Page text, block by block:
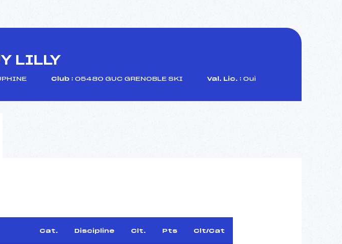
LILLY
Club : 05480 GUC GRENOBLE SKI Val. Lic. : Oui
Cat. Discipline Clt. Pts Clt/Cat